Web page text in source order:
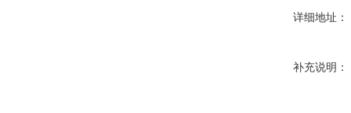
详细地址：
补充说明：